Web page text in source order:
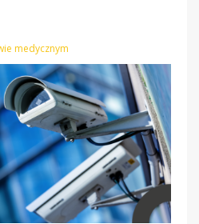
medycznym